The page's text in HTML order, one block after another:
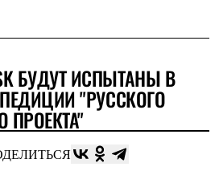
БУДУТ ИСПЫТАНЫ В
"РУССКОГО
ПРОЕКТА"